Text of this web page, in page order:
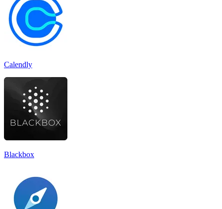
Calendly
Blackbox